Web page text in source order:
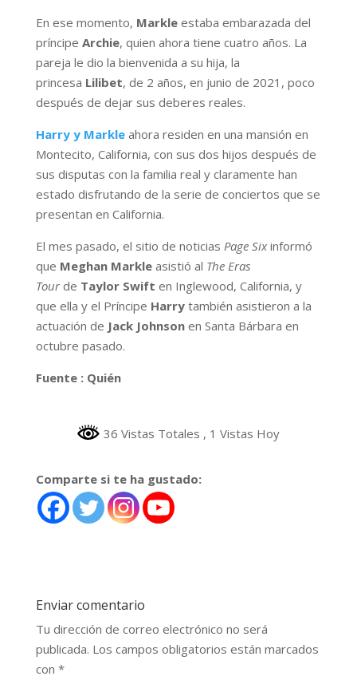
En ese momento, Markleestaba embarazada del
príncipe Archie, quien ahora tiene cuatro años. La
pareja le dio la bienvenida a su hija, la
princesa Lilibet, de 2 años, en junio de 2021, poco
después de dejar sus deberes reales.
Harry y Markle ahora residen en una mansión en
Montecito, California, con sus dos hijos después de
sus disputas con la familia real y claramente han
estado disfrutando de la serie de conciertos que se
presentan en California.
El mes pasado, el sitio de noticias Page Sixinformó
que Meghan Markleasistió al The Eras
Tourde Taylor Swift en Inglewood, California, y
que ella y el Príncipe Harrytambién asistieron a la
actuación de Jack Johnsonen Santa Bárbara en
octubre pasado.
Fuente : Quién
36 Vistas Totales , 1 Vistas Hoy
Comparte si te ha gustado:
Enviar comentario
Tu dirección de correo electrónico no será
publicada. Los campos obligatorios están marcados
con *